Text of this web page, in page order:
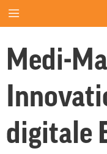
Medi-
digitale